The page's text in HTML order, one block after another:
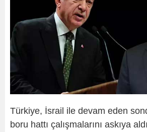
Türkiye, İsrail ile devam eden
boru hattı çalışmalarını askıya